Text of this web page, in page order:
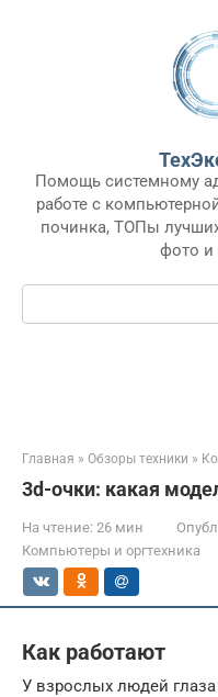
Помощь системному
работе с
починка, ТОПы
фото и
Поиск:
Главная » Обзоры техники »
3d-очки: какая
На чтение: 26 мин
Компьютеры и оргтехника
Как работают
У взрослых людей